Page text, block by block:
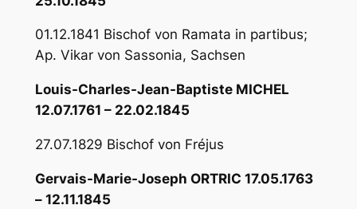
01.12.1841 Bischof von Ramata in partibus;
Ap. Vikar von Sassonia, Sachsen
Louis-Charles-Jean-Baptiste MICHEL
12.07.1761 – 22.02.1845
27.07.1829 Bischof von Fréjus
Gervais-Marie-Joseph ORTRIC 17.05.1763
– 12.11.1845